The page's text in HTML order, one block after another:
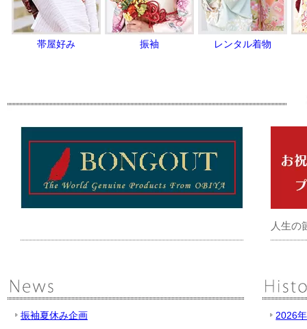
帯屋好み 振袖 レンタル着物
人生の
振袖夏休み企画
2026